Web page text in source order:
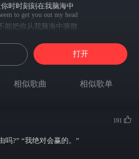
时时刻刻在我脑海中
to get you out my head
能把你从我脑海中驱散
说了几百遍了，我很伤心
like there's nothing left
感觉像一无所有
费我的时间，我本想变得闪耀
you gotta lie, stay by my side
什么你要说谎，留在我身边
away from all this mess
打开
相似歌曲 相似歌单
191
吗?” “我绝对会赢的。”